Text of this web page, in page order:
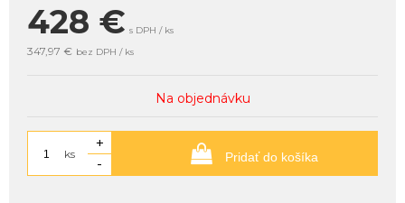
428 € s DPH / ks
347,97 € bez DPH / ks
Na objednávku
ks
+
-
Pridať do košíka